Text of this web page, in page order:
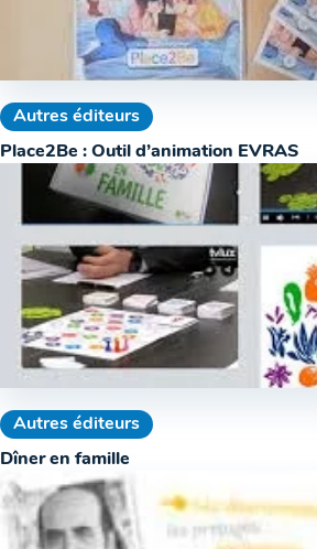
Autres éditeurs
Place2Be : Outil d’animation EVRAS
Autres éditeurs
Dîner en famille